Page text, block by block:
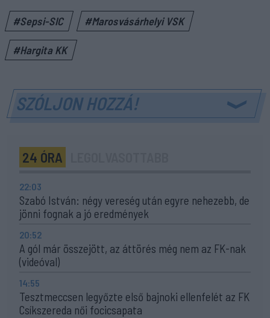
#Sepsi-SIC #Marosvásárhelyi VSK
#Hargita KK
SZÓLJON HOZZÁ!
24 ÓRA
22:03
Szabó István: négy vereség után egyre nehezebb, de
jönni fognak a jó eredmények
20:52
A gól már összejött, az áttörés még nem az FK-nak
(videóval)
14:55
Tesztmeccsen legyőzte első bajnoki ellenfelét az FK
Csíkszereda női focicsapata